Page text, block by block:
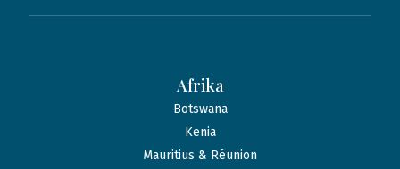
Afrika
Botswana
Kenia
Mauritius & Réunion